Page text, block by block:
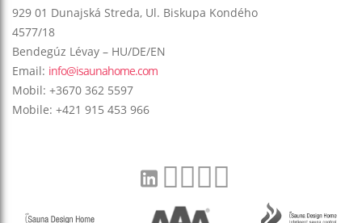
929 01 Dunajská Streda, Ul. Biskupa Kondého
4577/18
Bendegúz Lévay – HU/DE/EN
Email: info@isaunahome.com
Mobil: +3670 362 5597
Mobile: +421 915 453 966